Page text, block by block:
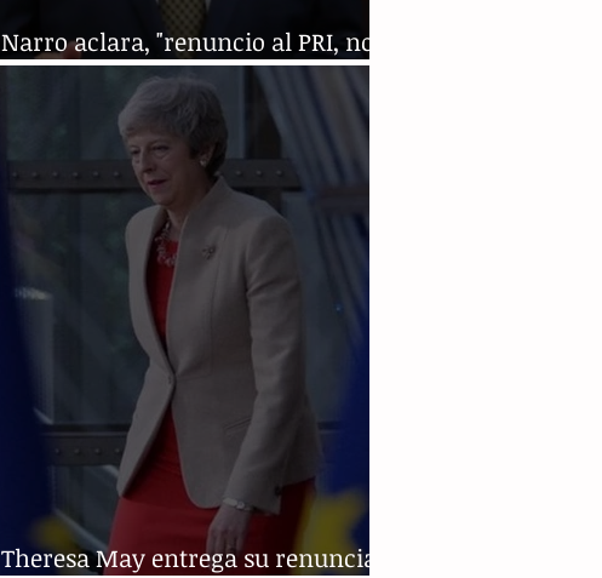
Narro aclara, "renuncio al PRI, no
a mi lucha por México"
Theresa May entrega su renuncia;